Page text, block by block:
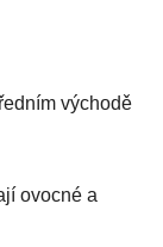
východě
ovocné a